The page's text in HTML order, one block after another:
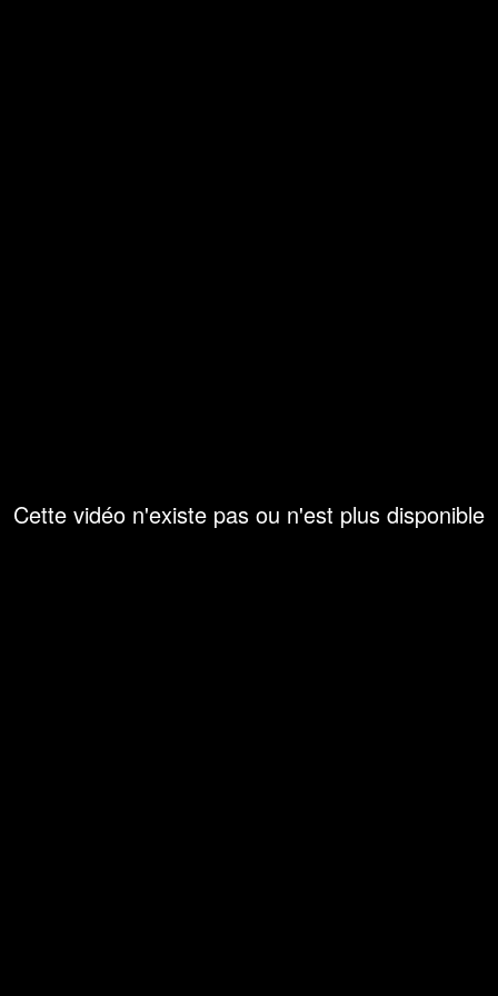
Cette vidéo n'existe pas ou n'est plus disponible